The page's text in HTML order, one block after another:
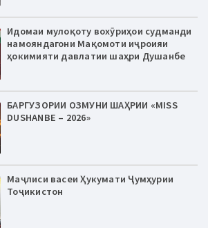
Идомаи мулоқоту вохӯриҳои судманди
намояндагони Мақомоти иҷроияи
ҳокимияти давлатии шаҳри Душанбе
БАРГУЗОРИИ ОЗМУНИ ШАҲРИИ «MISS
DUSHANBE – 2026»
Маҷлиси васеи Ҳукумати Ҷумҳурии
Тоҷикистон